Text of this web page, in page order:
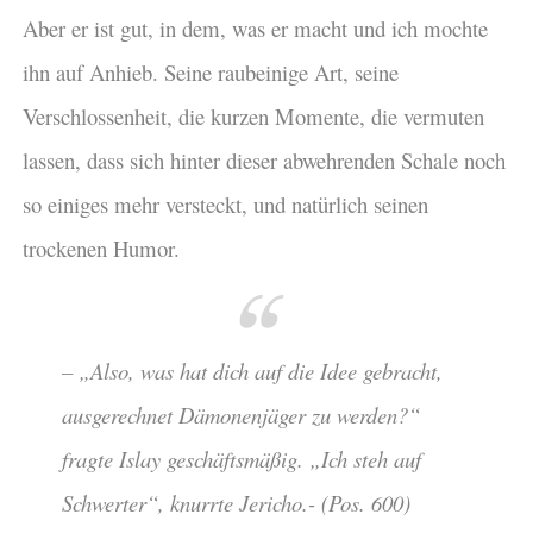
Aber er ist gut, in dem, was er macht und ich mochte
ihn auf Anhieb. Seine raubeinige Art, seine
Verschlossenheit, die kurzen Momente, die vermuten
lassen, dass sich hinter dieser abwehrenden Schale noch
so einiges mehr versteckt, und natürlich seinen
trockenen Humor.
– „Also, was hat dich auf die Idee gebracht,
ausgerechnet Dämonenjäger zu werden?“
fragte Islay geschäftsmäßig. „Ich steh auf
Schwerter“, knurrte Jericho.- (Pos. 600)